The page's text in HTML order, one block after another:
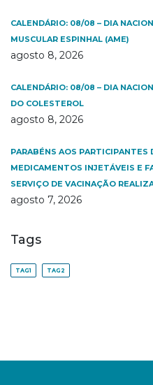
CALENDÁRIO: 08/08 – DIA
MUSCULAR ESPINHAL (AME)
agosto 8, 2026
CALENDÁRIO: 08/08 – DIA
DO COLESTEROL
agosto 8, 2026
PARABÉNS AOS
MEDICAMENTOS INJETÁVEIS E
SERVIÇO DE VACINAÇÃO
agosto 7, 2026
Tags
TAG1 TAG2